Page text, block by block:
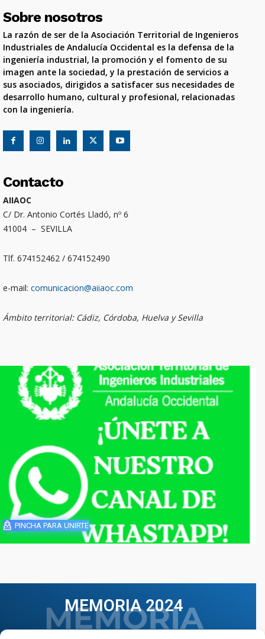
Sobre nosotros
La razón de ser de la Asociación Territorial de Ingenieros
Industriales de Andalucía Occidental es la defensa de la
ingeniería industrial, la promoción y el fomento de su
imagen ante la sociedad, y la prestación de servicios a
sus asociados, dirigidos a satisfacer sus necesidades de
desarrollo humano, cultural y profesional, relacionadas
con la ingeniería.
Contacto
AIIAOC
C/ Dr. Antonio Cortés Lladó, nº 6
41004 – SEVILLA
Tlf. 674152462 / 674152490
e-mail: comunicacion@aiiaoc.com
Ámbito territorial: Cádiz, Córdoba, Huelva y Sevilla
PINCHA PARA UNIRTE
MEMORIA 2024